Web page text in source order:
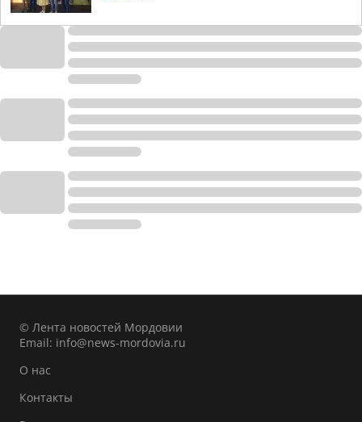
© Лента новостей Мордовии
Email: info@news-mordovia.ru
О нас
Контакты